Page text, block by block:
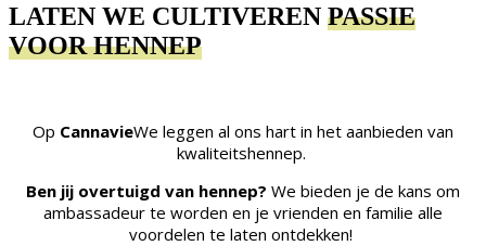
LATEN WE CULTIVEREN PASSIE
VOOR HENNEP
Op CannavieWe leggen al ons hart in het aanbieden van
kwaliteitshennep.
Ben jij overtuigd van hennep? We bieden je de kans om
ambassadeur te worden en je vrienden en familie alle
voordelen te laten ontdekken!